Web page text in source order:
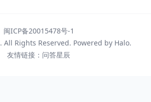
闽ICP备20015478号-1
. All Rights Reserved. Powered by Halo.
友情链接： 问答星辰